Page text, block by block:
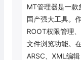
MT管理器是一款
国产强大工具。
ROOT权限管理
文件浏览功能。
ARSC、XML编